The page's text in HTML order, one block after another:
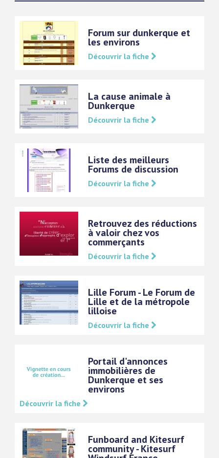
Forum sur dunkerque et
les environs
Découvrir la fiche
La cause animale à
Dunkerque
Découvrir la fiche
Liste des meilleurs
Forums de discussion
Découvrir la fiche
Retrouvez des réductions
à valoir chez vos
commerçants
Découvrir la fiche
Lille Forum - Le Forum de
Lille et de la métropole
lilloise
Découvrir la fiche
Portail d'annonces
immobilières de
Dunkerque et ses
environs
Découvrir la fiche
Funboard and Kitesurf
community - Kitesurf